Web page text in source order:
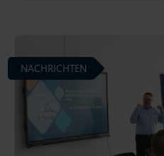
NACHRICHTEN